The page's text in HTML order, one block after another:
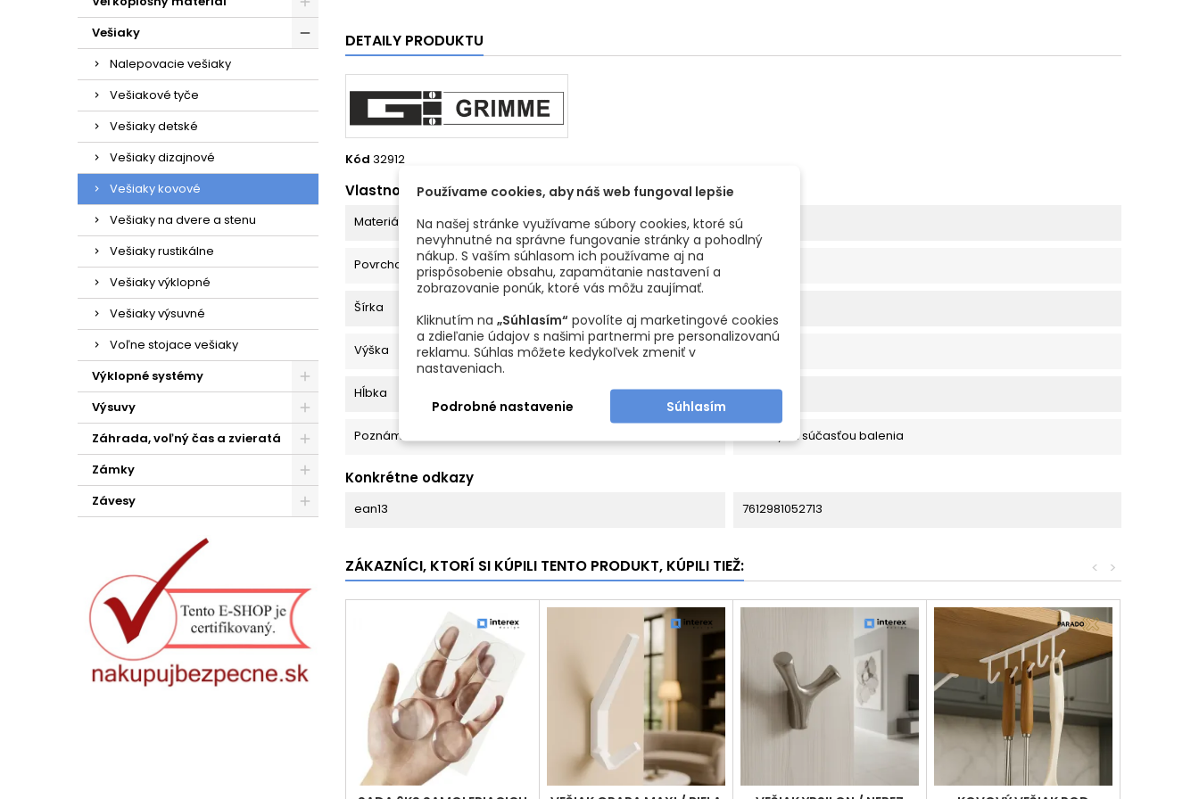
Vešiaky
Nalepovacie vešiaky
Vešiakové tyče
Vešiaky detské
Vešiaky dizajnové
Vešiaky kovové
Vešiaky na dvere a stenu
Vešiaky rustikálne
Vešiaky výklopné
Vešiaky výsuvné
Voľne stojace vešiaky
Výklopné systémy
Výsuvy
Záhrada, voľný čas a zvieratá
Zámky
Závesy
DETAILY PRODUKTU
Kód 32912
Vlastnosti produktu
Materiál Oceľ
Povrchová úprava
Šírka
Výška
Hĺbka 46 mm
Poznámka Skrutky sú súčasťou balenia
Konkrétne odkazy
ean13 7612981052713
ZÁKAZNÍCI, KTORÍ SI KÚPILI TENTO PRODUKT, KÚPILI TIEŽ: >
<
Používame cookies, aby náš web fungoval lepšie
Na našej stránke využívame súbory cookies, ktoré sú
nevyhnutné na správne fungovanie stránky a pohodlný
nákup. S vaším súhlasom ich používame aj na
prispôsobenie obsahu, zapamätanie nastavení a
zobrazovanie ponúk, ktoré vás môžu zaujímať.
Kliknutím na „Súhlasím“ povolíte aj marketingové cookies
a zdieľanie údajov s našimi partnermi pre personalizovanú
reklamu. Súhlas môžete kedykoľvek zmeniť v
nastaveniach.
Podrobné nastavenie Súhlasím